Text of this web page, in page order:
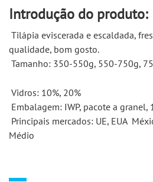
Introdução do produto:
qualidade, bom gosto.
Tamanho: 350-550g, 550-750g,
Vidros: 10%, 20%
Embalagem: IWP, pacote a granel,
Principais mercados: UE, EUA
Médio